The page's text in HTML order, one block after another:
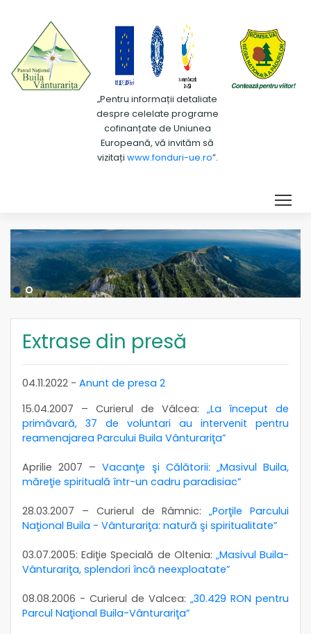
„Pentru informații detaliate
despre celelate programe
cofinanțate de Uniunea
Europeană, vă invităm să
vizitați www.fonduri-ue.ro”.
Extrase din presă
04.11.2022 - Anunt de presa 2
15.04.2007 – Curierul de Vâlcea: „La început de
primăvară, 37 de voluntari au intervenit pentru
reamenajarea Parcului Buila Vânturariţa”
Aprilie 2007 –Vacanţe şi Călătorii: „Masivul Buila,
măreţie spirituală într-un cadru paradisiac”
28.03.2007 – Curierul de Râmnic: „Porţile Parcului
Naţional Buila - Vânturariţa: natură şi spiritualitate”
03.07.2005: Ediţie Specială de Oltenia: „Masivul Buila-
Vânturariţa, splendori încă neexploatate”
08.08.2006 - Curierul de Valcea: „30.429 RON pentru
Parcul Naţional Buila-Vânturariţa”